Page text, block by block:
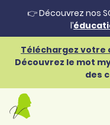
👉 Découvrez nos
l’
Téléchargez votre
Découvrez le mot
des